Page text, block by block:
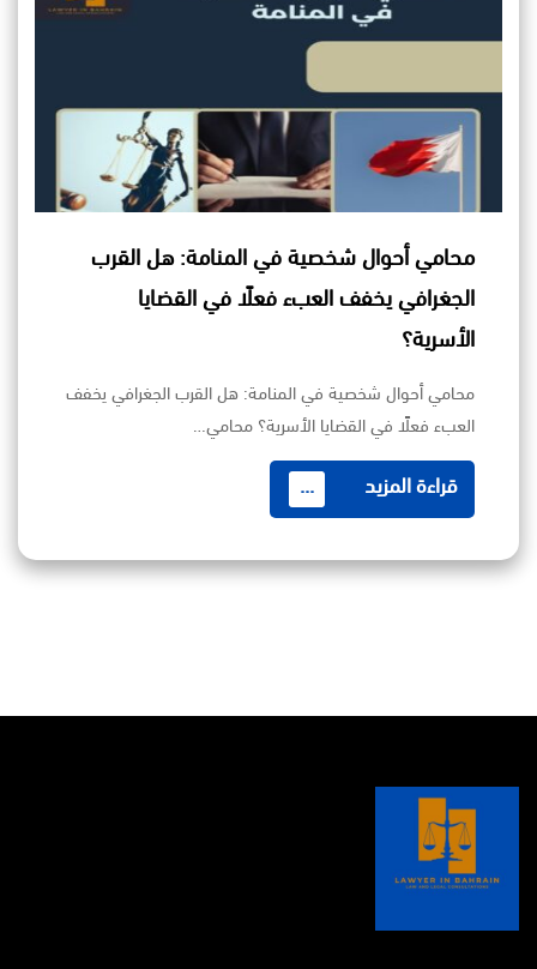
محامي أحوال شخصية في المنامة: هل القرب
الجغرافي يخفف العبء فعلًا في القضايا
الأسرية؟
محامي أحوال شخصية في المنامة: هل القرب الجغرافي يخفف
العبء فعلًا في القضايا الأسرية؟ محامي…
قراءة المزيد ...